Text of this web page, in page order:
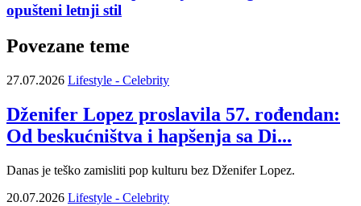
opušteni letnji stil
Povezane teme
27.07.2026 Lifestyle - Celebrity
Dženifer Lopez proslavila 57. rođendan:
Od beskućništva i hapšenja sa Di...
Danas je teško zamisliti pop kulturu bez Dženifer Lopez.
20.07.2026 Lifestyle - Celebrity